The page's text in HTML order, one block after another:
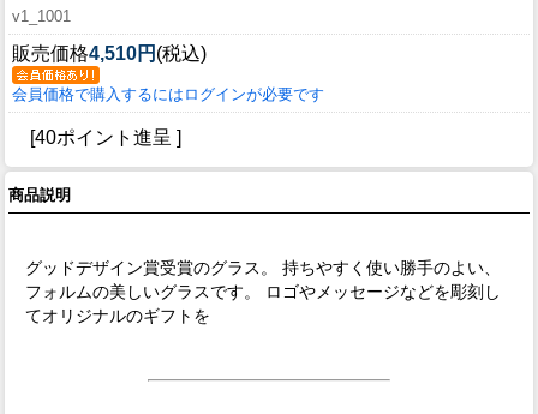
v1_1001
販売価格4,510円 (税込)
会員価格で購入するにはログインが必要です
[40ポイント進呈 ]
商品説明
グッドデザイン賞受賞のグラス。 持ちやすく使い勝手のよい、
フォルムの美しいグラスです。 ロゴやメッセージなどを彫刻し
てオリジナルのギフトを